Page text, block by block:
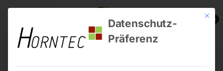
0
Mit
Datenschutz-
Präferenz